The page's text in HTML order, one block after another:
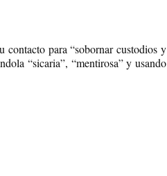
para “sobornar custodios y
“sicaria”, “mentirosa” y usando